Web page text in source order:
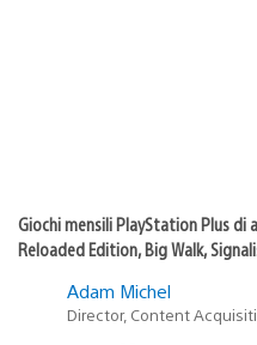
Giochi mensili PlayStation Plus di
Reloaded Edition, Big Walk,
Adam Michel
Director, Content